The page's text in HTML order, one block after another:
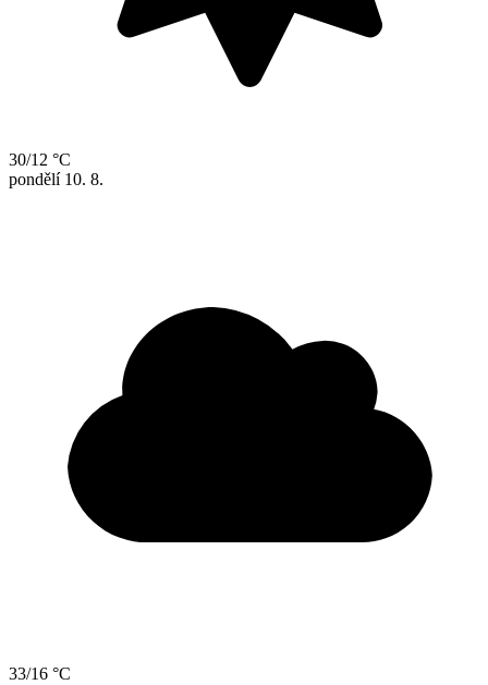
30/12 °C
pondělí 10. 8.
33/16 °C